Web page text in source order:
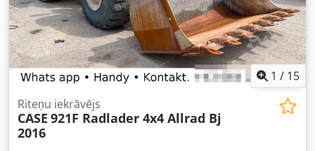
1 / 15
Riteņu iekrāvējs
CASE 921F Radlader 4x4 Allrad Bj
2016